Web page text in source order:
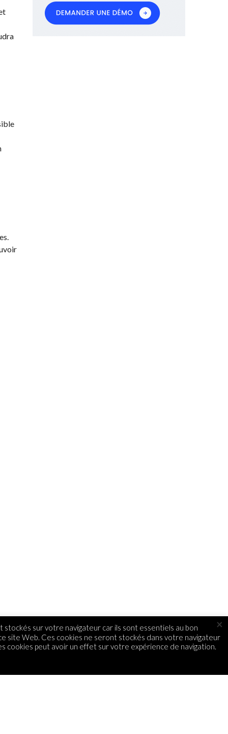
sur votre navigateur car ils sont essentiels au bon
site Web. Ces cookies ne seront stockés dans votre navigateur
cookies peut avoir un effet sur votre expérience de navigation.
×